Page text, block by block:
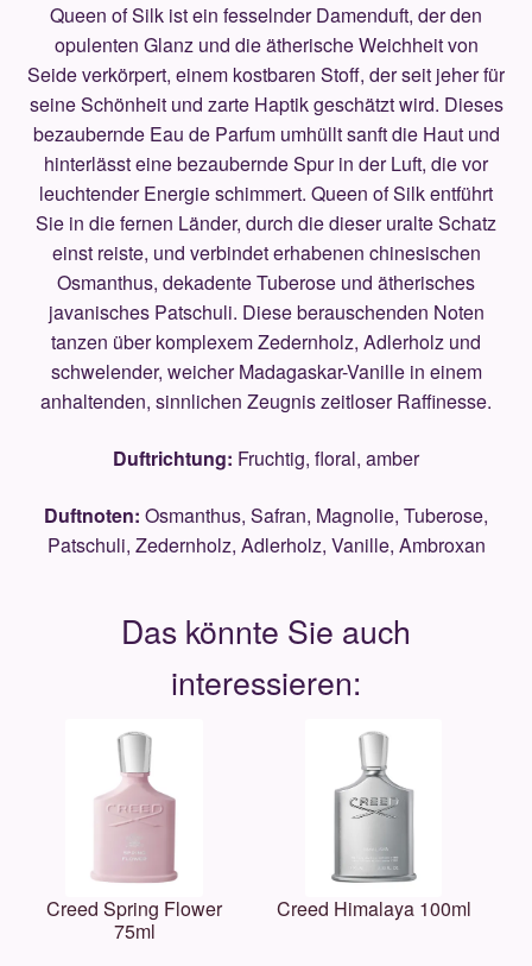
Queen of Silk ist ein fesselnder Damenduft, der den
opulenten Glanz und die ätherische Weichheit von
Seide verkörpert, einem kostbaren Stoff, der seit jeher für
seine Schönheit und zarte Haptik geschätzt wird. Dieses
bezaubernde Eau de Parfum umhüllt sanft die Haut und
hinterlässt eine bezaubernde Spur in der Luft, die vor
leuchtender Energie schimmert. Queen of Silk entführt
Sie in die fernen Länder, durch die dieser uralte Schatz
einst reiste, und verbindet erhabenen chinesischen
Osmanthus, dekadente Tuberose und ätherisches
javanisches Patschuli. Diese berauschenden Noten
tanzen über komplexem Zedernholz, Adlerholz und
schwelender, weicher Madagaskar-Vanille in einem
anhaltenden, sinnlichen Zeugnis zeitloser Raffinesse.
Duftrichtung: Fruchtig, floral, amber
Duftnoten: Osmanthus, Safran, Magnolie, Tuberose,
Patschuli, Zedernholz, Adlerholz, Vanille, Ambroxan
Creed Spring Flower
75ml
Creed Himalaya 100ml